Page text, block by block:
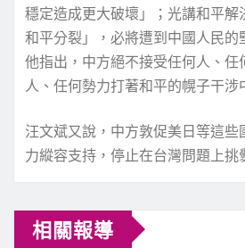
穩定造成更大破壞」；光講和平
和平分裂」，必將遭到中國人民的
他指出，中方絕不接受任何人、
人、任何勢力打著和平的幌子干涉
汪文斌又說，中方敦促美日等這
力縱容支持，停止在台灣問題上
相關報導